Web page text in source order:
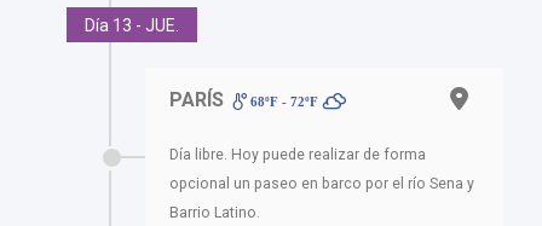
Día 13 - JUE.
PARÍS 68ºF - 72ºF
Día libre. Hoy puede realizar de forma
opcional un paseo en barco por el río Sena y
Barrio Latino.